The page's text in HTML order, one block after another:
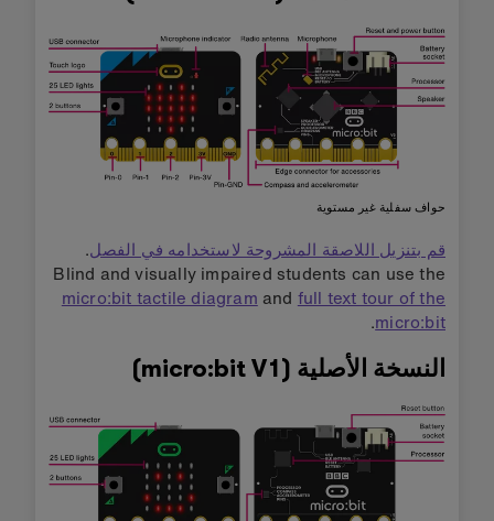
حواف سفلية غير مستوية
قم بتنزيل اللاصقة المشروحة لاستخدامه في الفصل.
Blind and visually impaired students can use the
micro:bit tactile diagram and full text tour of the
micro:bit
.
النسخة الأصلية (micro:bit V1)